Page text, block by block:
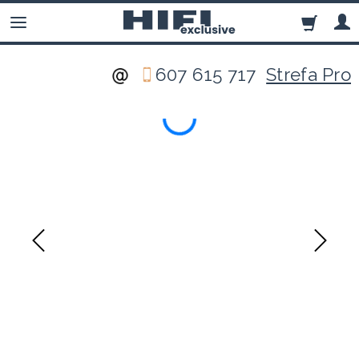
607 615 717Strefa Pro